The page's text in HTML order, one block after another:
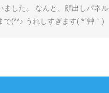
ました。 なんと、顔出しパネル
で(^^♪ うれしすぎます( *´艸｀)